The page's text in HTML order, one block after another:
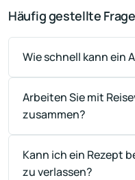
Häufig gestellte
Wie schnell kann ein
Arbeiten Sie mit
zusammen?
Kann ich ein Rezept
zu verlassen?